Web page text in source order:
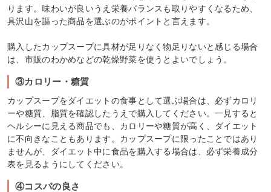
ります。味わいが良いうえ栄養バランスも取りやすくなるため、
具沢山を謳った商品を選ぶのがポイントと言えます。
購入したカップスープに具材が足りなく物足りないと感じる場合
は、市販のわかめなどの乾燥野菜を使うとよいでしょう。
③カロリー・糖質
カップスープをダイエットの食事として選ぶ場合は、必ずカロリ
ーや糖質、脂質を確認したうえで購入してください。一見すると
ヘルシーに見える商品でも、カロリーや糖質が高く、ダイエット
に不向きなこともあります。カップスープに限ったことではあり
ませんが、ダイエット中に食品を購入する場合は、必ず栄養成分
表を見るようにしてください。
④コスパの良さ